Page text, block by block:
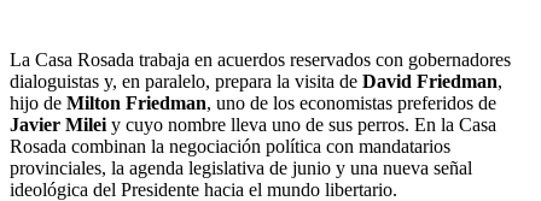
La Casa Rosada trabaja en acuerdos reservados con gobernadores
dialoguistas y, en paralelo, prepara la visita de David Friedman,
hijo de Milton Friedman, uno de los economistas preferidos de
Javier Milei y cuyo nombre lleva uno de sus perros. En la Casa
Rosada combinan la negociación política con mandatarios
provinciales, la agenda legislativa de junio y una nueva señal
ideológica del Presidente hacia el mundo libertario.